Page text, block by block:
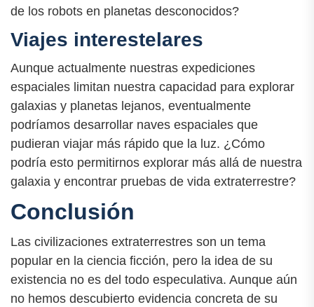
de los robots en planetas desconocidos?
Viajes interestelares
Aunque actualmente nuestras expediciones
espaciales limitan nuestra capacidad para explorar
galaxias y planetas lejanos, eventualmente
podríamos desarrollar naves espaciales que
pudieran viajar más rápido que la luz. ¿Cómo
podría esto permitirnos explorar más allá de nuestra
galaxia y encontrar pruebas de vida extraterrestre?
Conclusión
Las civilizaciones extraterrestres son un tema
popular en la ciencia ficción, pero la idea de su
existencia no es del todo especulativa. Aunque aún
no hemos descubierto evidencia concreta de su